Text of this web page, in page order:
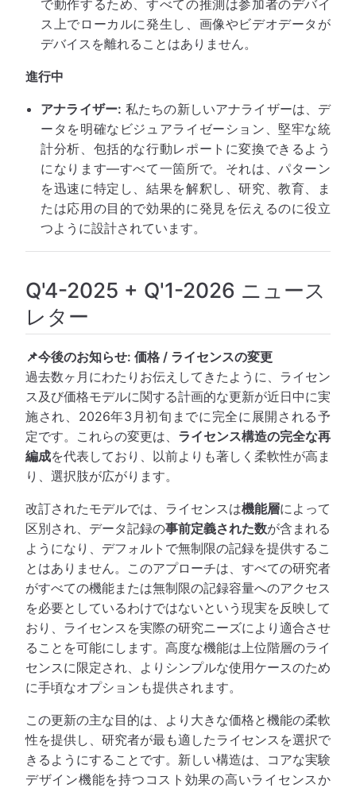
で動作するため、すべての推測は参加者のデバイ
ス上でローカルに発生し、画像やビデオデータが
デバイスを離れることはありません。
進行中
アナライザー: 私たちの新しいアナライザーは、デ
ータを明確なビジュアライゼーション、堅牢な統
計分析、包括的な行動レポートに変換できるよう
になります—すべて一箇所で。それは、パターン
を迅速に特定し、結果を解釈し、研究、教育、ま
たは応用の目的で効果的に発見を伝えるのに役立
つように設計されています。
Q'4-2025 + Q'1-2026 ニュース
レター
📌今後のお知らせ: 価格 / ライセンスの変更
過去数ヶ月にわたりお伝えしてきたように、ライセン
ス及び価格モデルに関する計画的な更新が近日中に実
施され、2026年3月初旬までに完全に展開される予
定です。これらの変更は、 ライセンス構造の完全な再
編成を代表しており、以前よりも著しく柔軟性が高ま
り、選択肢が広がります。
改訂されたモデルでは、ライセンスは機能層によって
区別され、データ記録の事前定義された数が含まれる
ようになり、デフォルトで無制限の記録を提供するこ
とはありません。このアプローチは、すべての研究者
がすべての機能または無制限の記録容量へのアクセス
を必要としているわけではないという現実を反映して
おり、ライセンスを実際の研究ニーズにより適合させ
ることを可能にします。高度な機能は上位階層のライ
センスに限定され、よりシンプルな使用ケースのため
に手頃なオプションも提供されます。
この更新の主な目的は、より大きな価格と機能の柔軟
性を提供し、研究者が最も適したライセンスを選択で
きるようにすることです。新しい構造は、コアな実験
デザイン機能を持つコスト効果の高いライセンスか